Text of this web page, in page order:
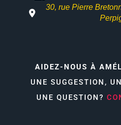
30, rue Pierre
AIDEZ-NOUS À
UNE SUGGESTION,
UNE QUESTION?